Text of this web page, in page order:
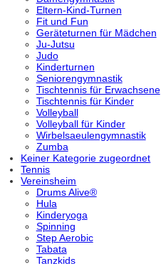
Eltern-Kind-Turnen
Fit und Fun
Geräteturnen für Mädchen
Ju-Jutsu
Judo
Kinderturnen
Seniorengymnastik
Tischtennis für Erwachsene
Tischtennis für Kinder
Volleyball
Volleyball für Kinder
Wirbelsaeulengymnastik
Zumba
Keiner Kategorie zugeordnet
Tennis
Vereinsheim
Drums Alive®
Hula
Kinderyoga
Spinning
Step Aerobic
Tabata
Tanzkids